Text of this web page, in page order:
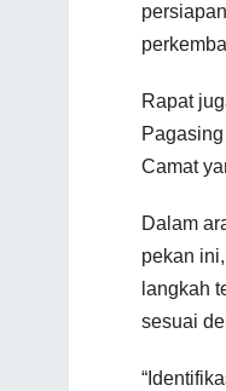
Rapat
Camat
Dalam
pekan
langkah
sesuai